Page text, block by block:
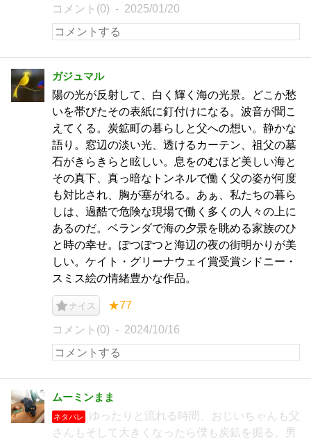
コメント(0) 2025/01/20
ガジュマル
陽の光が反射して、白く輝く海の光景。どこか愁
いを帯びたその表紙に釘付けになる。波音が聞こ
えてくる。炭鉱町の暮らしと父への想い。静かな
語り。窓辺の淡い光、透けるカーテン、祖父の墓
石がきらきらと眩しい。息をのむほど美しい海と
その真下、真っ暗なトンネルで働く父の姿が何度
も対比され、胸が塞がれる。あぁ、私たちの暮ら
しは、過酷で危険な現場で働く多くの人々の上に
あるのだ。ベランダで海の夕景を眺める家族のひ
と時の幸せ。ぽつぽつと海辺の夜の街明かりが美
しい。ケイト・グリーナウェイ賞受賞シドニー・
スミス絵の情緒豊かな作品。
ナイス ★77
コメント(0) 2024/10/16
ムーミンまま
ネタバレ
ゆったりと流れる時間、おじいちゃんも父
さんもそして大きくなったら僕も炭鉱を掘る。男